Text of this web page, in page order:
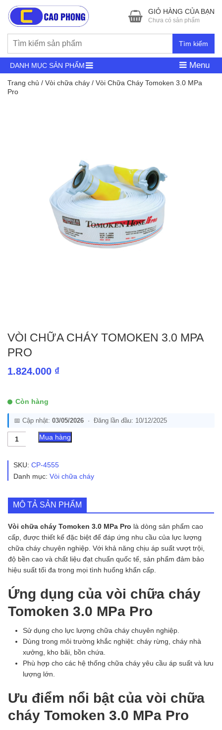
Tìm kiếm
GIỎ HÀNG CỦA BẠN
Chưa có sản phẩm
DANH MỤC SẢN PHẨM Menu
Trang chủ / Vòi chữa cháy / Vòi Chữa Cháy Tomoken 3.0 MPa
Pro
VÒI CHỮA CHÁY TOMOKEN 3.0 MPA
PRO
1.824.000 ₫
Còn hàng
📅 Cập nhật: 03/05/2026 · Đăng lần đầu: 10/12/2025
Vòi
Chữa
Tomoken
MPa
số
lượng
Mua hàng
SKU: CP-4555
Danh mục: Vòi chữa cháy
MÔ TẢ SẢN PHẨM
Vòi chữa cháy Tomoken 3.0 MPa Pro là dòng sản phẩm cao
cấp, được thiết kế đặc biệt để đáp ứng nhu cầu của lực lượng
chữa cháy chuyên nghiệp. Với khả năng chịu áp suất vượt trội,
độ bền cao và chất liệu đạt chuẩn quốc tế, sản phẩm đảm bảo
hiệu suất tối đa trong mọi tình huống khẩn cấp.
Ứng dụng của vòi chữa cháy
Tomoken 3.0 MPa Pro
Sử dụng cho lực lượng chữa cháy chuyên nghiệp.
Dùng trong môi trường khắc nghiệt: cháy rừng, cháy nhà
xưởng, kho bãi, bồn chứa.
Phù hợp cho các hệ thống chữa cháy yêu cầu áp suất và lưu
lượng lớn.
Ưu điểm nổi bật của vòi chữa
cháy Tomoken 3.0 MPa Pro